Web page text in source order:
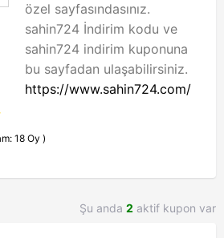
özel sayfasındasınız.
sahin724 İndirim kodu ve
sahin724 indirim kuponuna
bu sayfadan ulaşabilirsiniz.
https://www.sahin724.com/
18 Oy )
Şu anda 2 aktif kupon var